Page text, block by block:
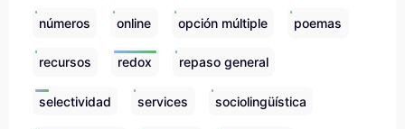
números online opción múltiple poemas
recursos redox repaso general
selectividad services sociolingüística